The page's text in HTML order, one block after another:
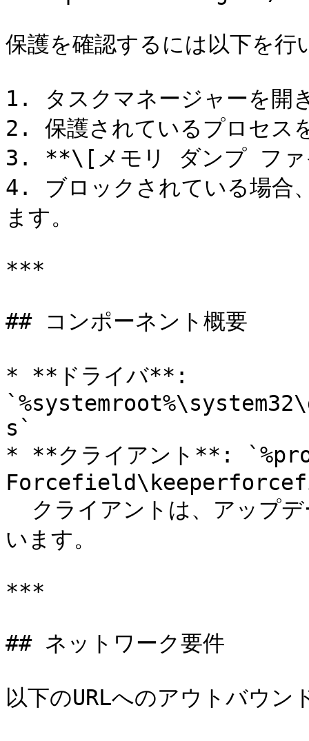
保護を確認するには以下を行
1. タスクマネージャーを開
2. 保護されているプロセス
3. **\[メモリ ダンプ ファ
4. ブロックされている場合
ます。
***
## コンポーネント概要
* **ドライバ**:
s`
* **クライアント**:
います。
***
## ネットワーク要件
以下のURLへのアウトバウン